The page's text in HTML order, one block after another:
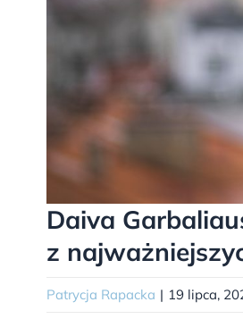
Daiva
z
Patrycja Rapacka | 19 lipca,